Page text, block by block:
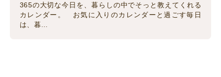
365の大切な今日を、暮らしの中でそっと教えてくれる
カレンダー。 お気に入りのカレンダーと過ごす毎日
は、暮…